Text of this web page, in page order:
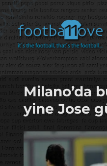
footbaLLove
Milano’da
yine Jose